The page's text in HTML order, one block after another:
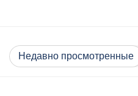
Недавно просмотренные